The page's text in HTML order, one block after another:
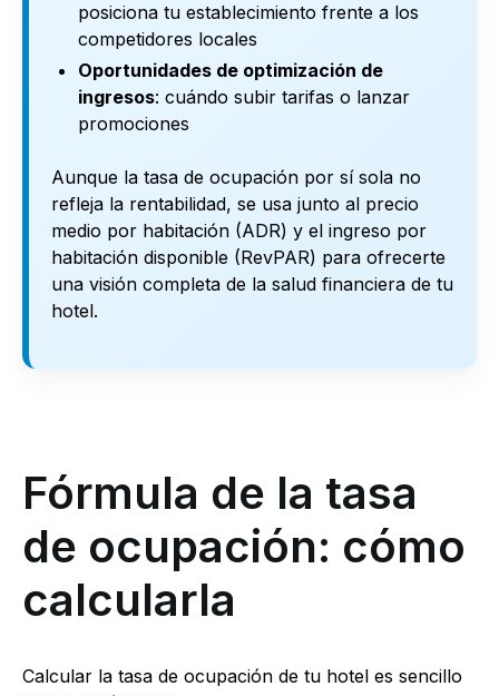
posiciona tu establecimiento frente a los
competidores locales
Oportunidades de optimización de
ingresos: cuándo subir tarifas o lanzar
promociones
Aunque la tasa de ocupación por sí sola no
refleja la rentabilidad, se usa junto al precio
medio por habitación (ADR) y el ingreso por
habitación disponible (RevPAR) para ofrecerte
una visión completa de la salud financiera de tu
hotel.
Fórmula de la tasa
de ocupación: cómo
calcularla
Calcular la tasa de ocupación de tu hotel es sencillo